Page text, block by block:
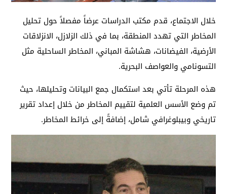
خلال الاجتماع، قدم مكتب الدراسات عرضاً مفصلاً حول تحليل
المخاطر التي تهدد المنطقة، بما في ذلك الزلازل، الانزلاقات
الأرضية، الفيضانات، هشاشة المباني، المخاطر الساحلية مثل
التسونامي والعواصف البحرية.
هذه المرحلة تأتي بعد استكمال جمع البيانات وتحليلها، حيث
تم وضع الأسس العلمية لتقييم المخاطر من خلال إعداد تقرير
تاريخي وبيبلوغرافي شامل، إضافةً إلى خرائط المخاطر.